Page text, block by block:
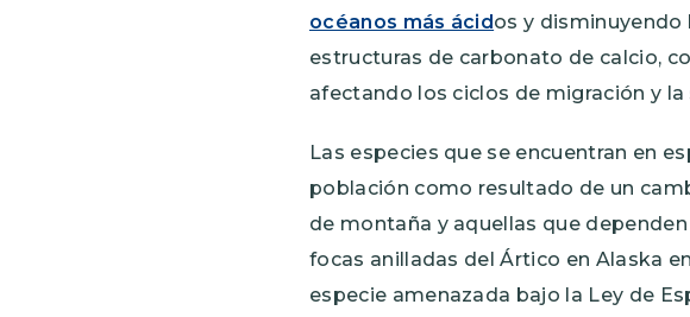
océanos más ácidos y disminuyendo
estructuras de carbonato de calcio,
afectando los ciclos de migración y la
Las especies que se encuentran en
población como resultado de un
de montaña y aquellas que
focas anilladas del Ártico en Alaska
especie amenazada bajo la Ley de